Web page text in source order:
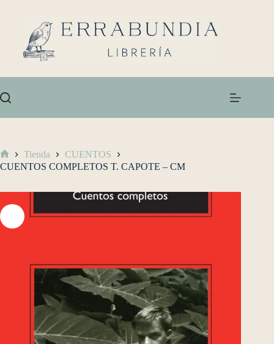
Tienda
CUENTOS
CUENTOS COMPLETOS T. CAPOTE – CM